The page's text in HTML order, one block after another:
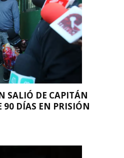
SALIÓ DE CAPITÁN
90 DÍAS EN PRISIÓN